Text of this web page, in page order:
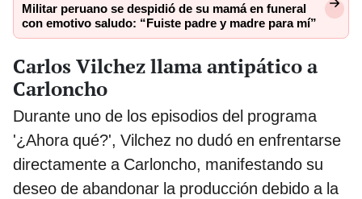
Militar peruano se despidió de su mamá en funeral
con emotivo saludo: “Fuiste padre y madre para mí”
Carlos Vilchez llama antipático a
Carloncho
Durante uno de los episodios del programa
'¿Ahora qué?', Vilchez no dudó en enfrentarse
directamente a Carloncho, manifestando su
deseo de abandonar la producción debido a la